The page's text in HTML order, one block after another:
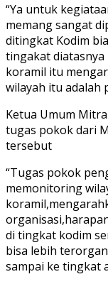
“Ya untuk
memang sangat
ditingkat Kodim
tingakat
koramil itu
wilayah itu adalah
Ketua Umum
tugas pokok dari
tersebut
“Tugas pokok
memonitoring
di tingkat kodim
bisa lebih
sampai ke tingkat